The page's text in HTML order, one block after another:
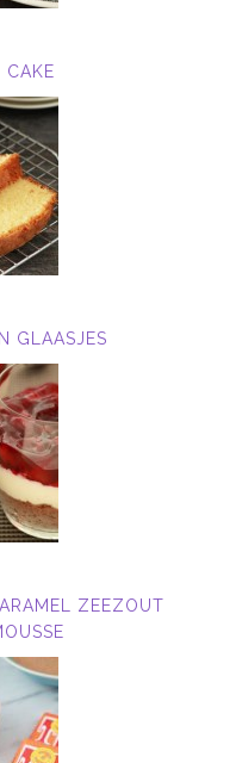
CAKE
GLAASJES
ZEEZOUT